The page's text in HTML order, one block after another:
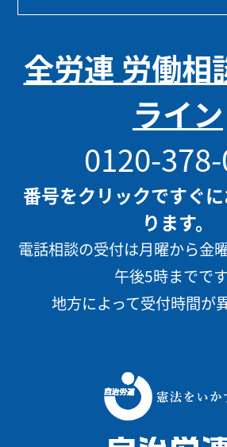
全労連 労働相
ライン
0120-
番号をクリックですぐ
ります。
電話相談の受付は月曜から金
午後5時までです
地方によって受付時間が